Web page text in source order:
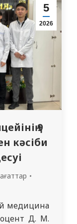
мақсаты –
мәнін
қоғам
5
2026
9
кәсіби
медицина
Д. М.